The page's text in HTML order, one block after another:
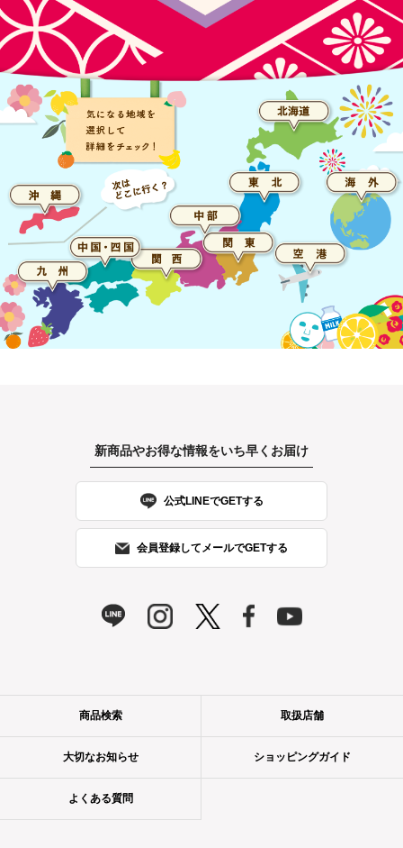
新商品やお得な情報をいち早くお届け
公式LINEでGETする
会員登録してメールでGETする
商品検索 取扱店舗
大切なお知らせ ショッピングガイド
よくある質問